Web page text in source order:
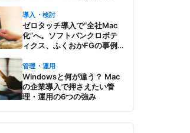
導入・検討
ゼロタッチ導入で“全社Mac
化”へ。ソフトバンクロボテ
ィクス、ふくおかFGの事例
週のAppleビジネストレン
ド】
管理・運用
Windowsと何が違う？ Mac
の企業導入で押さえたい管
理・運用の6つの強み